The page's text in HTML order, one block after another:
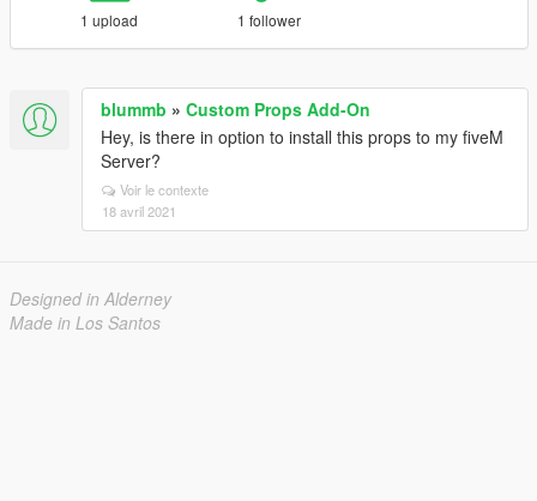
1 upload 1 follower
blummb » Custom Props Add-On
Hey, is there in option to install this props to my fiveM
Server?
Voir le contexte
18 avril 2021
Designed in Alderney
Made in Los Santos